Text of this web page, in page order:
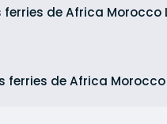
de Africa Morocco
de Africa Morocco